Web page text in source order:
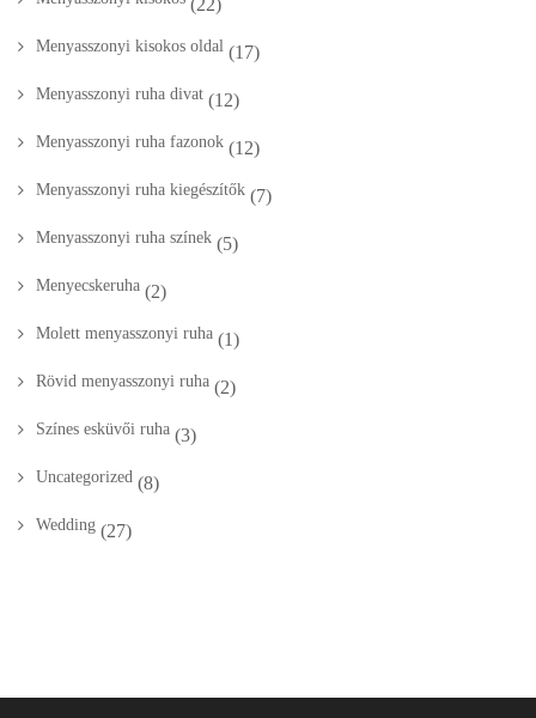
(22)
Menyasszonyi kisokos oldal (17)
Menyasszonyi ruha divat (12)
Menyasszonyi ruha fazonok (12)
Menyasszonyi ruha kiegészítők (7)
Menyasszonyi ruha színek (5)
Menyecskeruha (2)
Molett menyasszonyi ruha (1)
Rövid menyasszonyi ruha (2)
Színes esküvői ruha (3)
Uncategorized (8)
Wedding (27)